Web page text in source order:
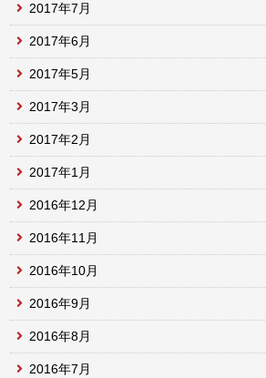
2017年7月
2017年6月
2017年5月
2017年3月
2017年2月
2017年1月
2016年12月
2016年11月
2016年10月
2016年9月
2016年8月
2016年7月